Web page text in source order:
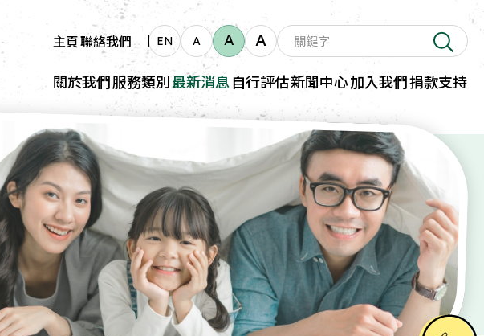
主頁聯絡我們 EN A A A
關於我們服務類別最新消息自行評估新聞中心加入我們捐款支持